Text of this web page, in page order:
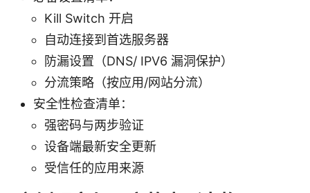
Kill Switch 开启
自动连接到首选服务器
防漏设置（DNS/ IPV6 漏洞保护）
分流策略（按应用/网站分流）
安全性检查清单：
强密码与两步验证
设备端最新安全更新
受信任的应用来源